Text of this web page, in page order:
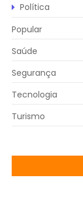
Política
Popular
Saúde
Segurança
Tecnologia
Turismo